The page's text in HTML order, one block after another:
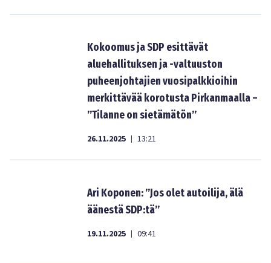
Kokoomus ja SDP esittävät
aluehallituksen ja -valtuuston
puheenjohtajien vuosipalkkioihin
merkittävää korotusta Pirkanmaalla –
”Tilanne on sietämätön”
26.11.2025 | 13:21
Ari Koponen: ”Jos olet autoilija, älä
äänestä SDP:tä”
19.11.2025 | 09:41